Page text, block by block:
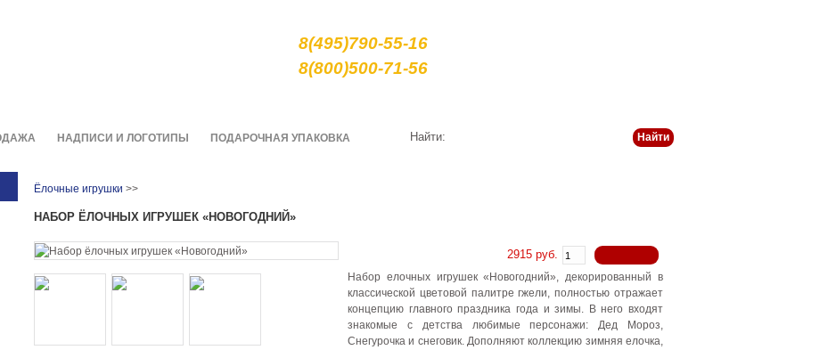
8(495)790-55-16
8(800)500-71-56
НАДПИСИ И ЛОГОТИПЫ ПОДАРОЧНАЯ УПАКОВКА Найти:
Ёлочные игрушки >>
НАБОР ЁЛОЧНЫХ ИГРУШЕК «НОВОГОДНИЙ»
2915 руб.
Набор елочных игрушек «Новогодний», декорированный в
классической цветовой палитре гжели, полностью отражает
концепцию главного праздника года и зимы. В него входят
знакомые с детства любимые персонажи: Дед Мороз,
Снегурочка и снеговик. Дополняют коллекцию зимняя елочка,